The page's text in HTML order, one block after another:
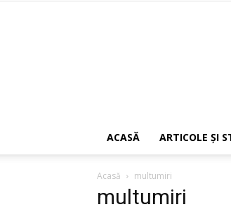
ACASĂ ARTICOLE ŞI
Acasă multumiri
multumiri